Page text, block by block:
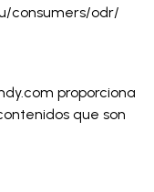
consumers/odr/
proporciona
que son